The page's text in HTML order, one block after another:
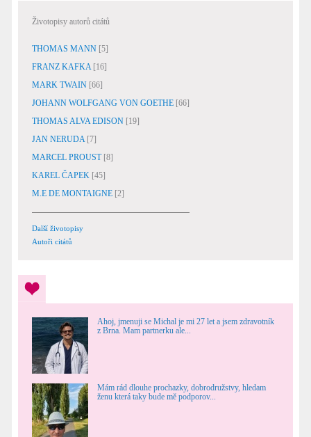
Životopisy autorů citátů
THOMAS MANN [5]
FRANZ KAFKA [16]
MARK TWAIN [66]
JOHANN WOLFGANG VON GOETHE [66]
THOMAS ALVA EDISON [19]
JAN NERUDA [7]
MARCEL PROUST [8]
KAREL ČAPEK [45]
M.E DE MONTAIGNE [2]
Další životopisy
Autoři citátů
Ahoj, jmenuji se Michal je mi 27 let a jsem zdravotník
z Brna. Mam partnerku ale...
Mám rád dlouhe prochazky, dobrodružstvy, hledam
ženu která taky bude mě podporov...